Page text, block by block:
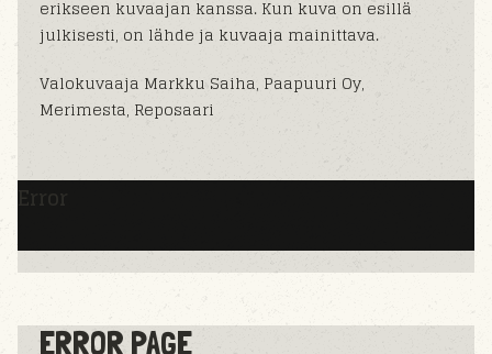
erikseen kuvaajan kanssa. Kun kuva on esillä
julkisesti, on lähde ja kuvaaja mainittava.
Valokuvaaja Markku Saiha, Paapuuri Oy,
Merimesta, Reposaari
Error
ERROR PAGE